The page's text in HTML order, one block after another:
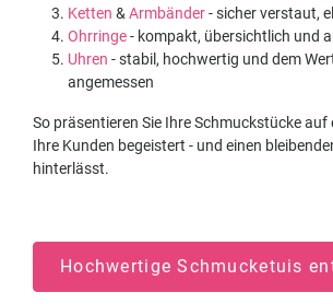
Ketten & Armbänder- sicher verstaut,
Ohrringe- kompakt, übersichtlich und
Uhren - stabil, hochwertig und dem
angemessen
So präsentieren Sie Ihre Schmuckstücke auf
Ihre Kunden begeistert - und einen
hinterlässt.
Hochwertige Schmucketuis